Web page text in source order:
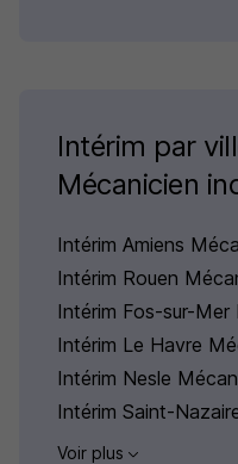
Intérim par
Mécanicien
Intérim Amiens
Intérim Rouen
Intérim Fos-sur-Mer
Intérim Le Havre
Intérim Nesle
Intérim Saint-
Voir plus